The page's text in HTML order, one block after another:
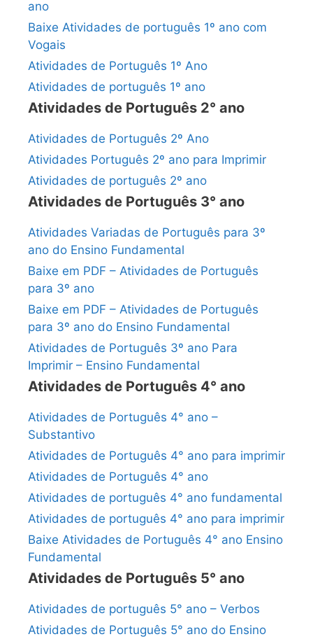
ano
Baixe Atividades de português 1º ano com
Vogais
Atividades de Português 1º Ano
Atividades de português 1º ano
Atividades de Português 2° ano
Atividades de Português 2º Ano
Atividades Português 2º ano para Imprimir
Atividades de português 2º ano
Atividades de Português 3° ano
Atividades Variadas de Português para 3º
ano do Ensino Fundamental
Baixe em PDF – Atividades de Português
para 3º ano
Baixe em PDF – Atividades de Português
para 3º ano do Ensino Fundamental
Atividades de Português 3º ano Para
Imprimir – Ensino Fundamental
Atividades de Português 4° ano
Atividades de Português 4° ano –
Substantivo
Atividades de Português 4° ano para imprimir
Atividades de Português 4° ano
Atividades de português 4° ano fundamental
Atividades de português 4° ano para imprimir
Baixe Atividades de Português 4° ano Ensino
Fundamental
Atividades de Português 5° ano
Atividades de português 5° ano – Verbos
Atividades de Português 5° ano do Ensino